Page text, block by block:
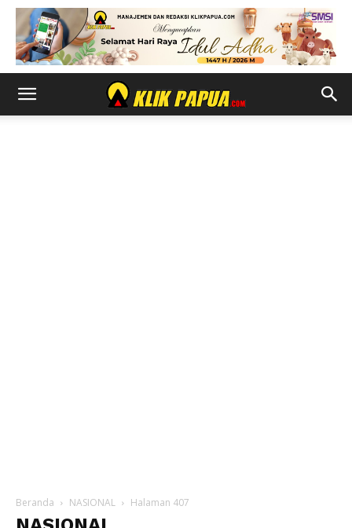
Beranda NASIONAL Halaman 407